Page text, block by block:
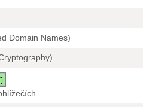
Domain Names)